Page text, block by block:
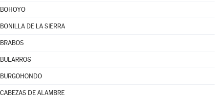
BOHOYO
BONILLA DE LA SIERRA
BRABOS
BULARROS
BURGOHONDO
CABEZAS DE ALAMBRE